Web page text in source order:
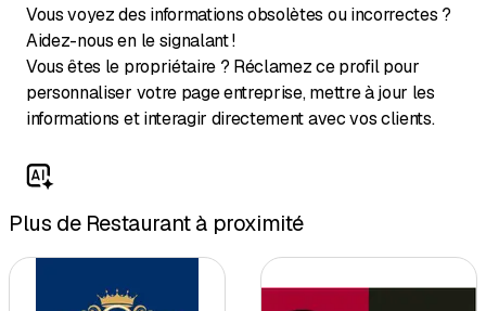
Vous voyez des informations obsolètes ou incorrectes ?
Aidez-nous en le signalant !
Vous êtes le propriétaire ? Réclamez ce profil pour
personnaliser votre page entreprise, mettre à jour les
informations et interagir directement avec vos clients.
Plus de Restaurant à proximité